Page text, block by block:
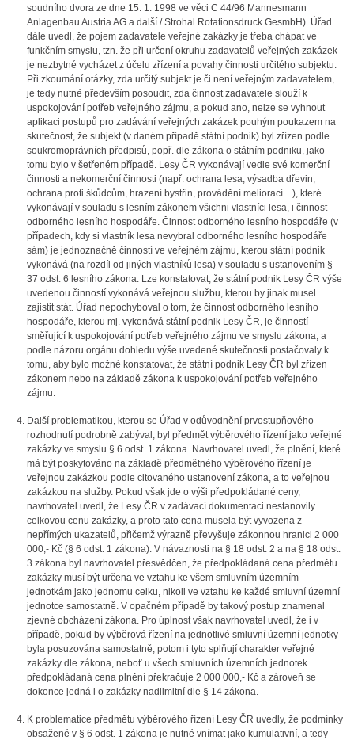
soudního dvora ze dne 15. 1. 1998 ve věci C 44/96 Mannesmann
Anlagenbau Austria AG a další / Strohal Rotationsdruck GesmbH). Úřad
dále uvedl, že pojem zadavatele veřejné zakázky je třeba chápat ve
funkčním smyslu, tzn. že při určení okruhu zadavatelů veřejných zakázek
je nezbytné vycházet z účelu zřízení a povahy činnosti určitého subjektu.
Při zkoumání otázky, zda určitý subjekt je či není veřejným zadavatelem,
je tedy nutné především posoudit, zda činnost zadavatele slouží k
uspokojování potřeb veřejného zájmu, a pokud ano, nelze se vyhnout
aplikaci postupů pro zadávání veřejných zakázek pouhým poukazem na
skutečnost, že subjekt (v daném případě státní podnik) byl zřízen podle
soukromoprávních předpisů, popř. dle zákona o státním podniku, jako
tomu bylo v šetřeném případě. Lesy ČR vykonávají vedle své komerční
činnosti a nekomerční činnosti (např. ochrana lesa, výsadba dřevin,
ochrana proti škůdcům, hrazení bystřin, provádění meliorací…), které
vykonávají v souladu s lesním zákonem všichni vlastníci lesa, i činnost
odborného lesního hospodáře. Činnost odborného lesního hospodáře (v
případech, kdy si vlastník lesa nevybral odborného lesního hospodáře
sám) je jednoznačně činností ve veřejném zájmu, kterou státní podnik
vykonává (na rozdíl od jiných vlastníků lesa) v souladu s ustanovením §
37 odst. 6 lesního zákona. Lze konstatovat, že státní podnik Lesy ČR výše
uvedenou činností vykonává veřejnou službu, kterou by jinak musel
zajistit stát. Úřad nepochyboval o tom, že činnost odborného lesního
hospodáře, kterou mj. vykonává státní podnik Lesy ČR, je činností
směřující k uspokojování potřeb veřejného zájmu ve smyslu zákona, a
podle názoru orgánu dohledu výše uvedené skutečnosti postačovaly k
tomu, aby bylo možné konstatovat, že státní podnik Lesy ČR byl zřízen
zákonem nebo na základě zákona k uspokojování potřeb veřejného
zájmu.
Další problematikou, kterou se Úřad v odůvodnění prvostupňového
rozhodnutí podrobně zabýval, byl předmět výběrového řízení jako veřejné
zakázky ve smyslu § 6 odst. 1 zákona. Navrhovatel uvedl, že plnění, které
má být poskytováno na základě předmětného výběrového řízení je
veřejnou zakázkou podle citovaného ustanovení zákona, a to veřejnou
zakázkou na služby. Pokud však jde o výši předpokládané ceny,
navrhovatel uvedl, že Lesy ČR v zadávací dokumentaci nestanovily
celkovou cenu zakázky, a proto tato cena musela být vyvozena z
nepřímých ukazatelů, přičemž výrazně převyšuje zákonnou hranici 2 000
000,- Kč (§ 6 odst. 1 zákona). V návaznosti na § 18 odst. 2 a na § 18 odst.
3 zákona byl navrhovatel přesvědčen, že předpokládaná cena předmětu
zakázky musí být určena ve vztahu ke všem smluvním územním
jednotkám jako jednomu celku, nikoli ve vztahu ke každé smluvní územní
jednotce samostatně. V opačném případě by takový postup znamenal
zjevné obcházení zákona. Pro úplnost však navrhovatel uvedl, že i v
případě, pokud by výběrová řízení na jednotlivé smluvní územní jednotky
byla posuzována samostatně, potom i tyto splňují charakter veřejné
zakázky dle zákona, neboť u všech smluvních územních jednotek
předpokládaná cena plnění překračuje 2 000 000,- Kč a zároveň se
dokonce jedná i o zakázky nadlimitní dle § 14 zákona.
K problematice předmětu výběrového řízení Lesy ČR uvedly, že podmínky
obsažené v § 6 odst. 1 zákona je nutné vnímat jako kumulativní, a tedy